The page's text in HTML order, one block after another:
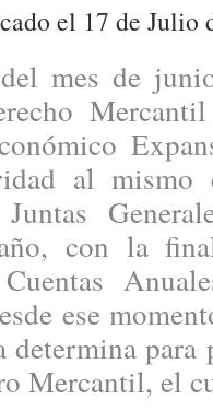
el 17 de Julio
de junio,
al mismo
con la
ese
para
Mercantil, el